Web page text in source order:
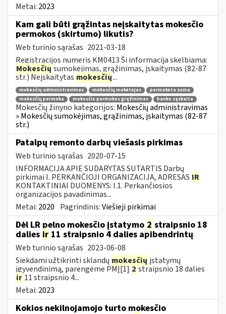
Metai: 2023
Kam gali būti grąžintas neįskaitytas mokesčio
permokos (skirtumo) likutis?
Web turinio sąrašas 2021-03-18
Registracijos numeris KM0413 Ši informacija skelbiama:
Mokesčių sumokėjimas, grąžinimas, įskaitymas (82-87
str.) Neįskaitytas mokesčių...
mokesčių administravimas mokesčių mokėtojas
permokėta suma
mokesčių permoka
mokesčio permokos grąžinimas banko sąskaita
Mokesčių žinyno kategorijos: Mokesčių administravimas
» Mokesčių sumokėjimas, grąžinimas, įskaitymas (82-87
str.)
Patalpų remonto darbų viešasis pirkimas
Web turinio sąrašas 2020-07-15
INFORMACIJA APIE SUDARYTAS SUTARTIS Darbų
pirkimai I. PERKANČIOJI ORGANIZACIJA, ADRESAS IR
KONTAKTINIAI DUOMENYS: I.1. Perkančiosios
organizacijos pavadinimas...
Metai: 2020 Pagrindinis:Viešieji pirkimai
Dėl LR pelno mokesčio įstatymo 2 straipsnio 18
dalies ir 11 straipsnio 4 dalies apibendrintų
Web turinio sąrašas 2023-06-08
Siekdami užtikrinti sklandų mokesčių įstatymų
įgyvendinimą, parengėme PMĮ[1]2straipsnio 18 dalies
ir 11 straipsnio 4...
Metai: 2023
Kokios nekilnojamojo turto mokesčio